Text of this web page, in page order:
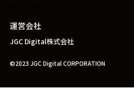
運営会社
JGC Digital株式会社
©2023 JGC Digital CORPORATION